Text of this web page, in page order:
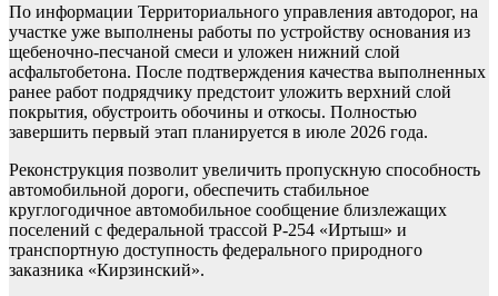
По информации Территориального управления автодорог, на
участке уже выполнены работы по устройству основания из
щебеночно-песчаной смеси и уложен нижний слой
асфальтобетона. После подтверждения качества выполненных
ранее работ подрядчику предстоит уложить верхний слой
покрытия, обустроить обочины и откосы. Полностью
завершить первый этап планируется в июле 2026 года.
Реконструкция позволит увеличить пропускную способность
автомобильной дороги, обеспечить стабильное
круглогодичное автомобильное сообщение близлежащих
поселений с федеральной трассой Р-254 «Иртыш» и
транспортную доступность федерального природного
заказника «Кирзинский».